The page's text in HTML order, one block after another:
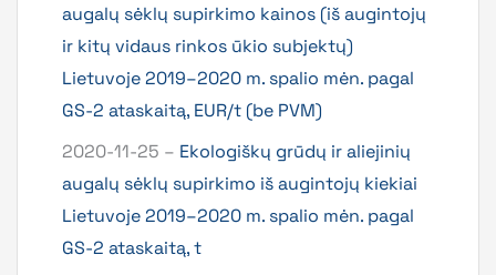
augalų sėklų supirkimo kainos (iš augintojų
ir kitų vidaus rinkos ūkio subjektų)
Lietuvoje 2019–2020 m. spalio mėn. pagal
GS-2 ataskaitą, EUR/t (be PVM)
2020-11-25 – Ekologiškų grūdų ir aliejinių
augalų sėklų supirkimo iš augintojų kiekiai
Lietuvoje 2019–2020 m. spalio mėn. pagal
GS-2 ataskaitą, t